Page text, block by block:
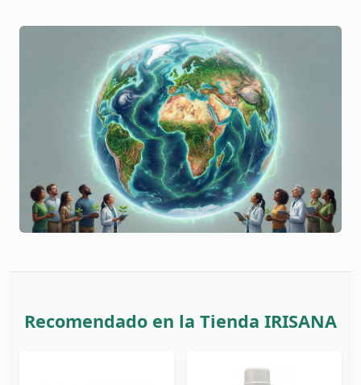
Recomendado en la Tienda IRISANA